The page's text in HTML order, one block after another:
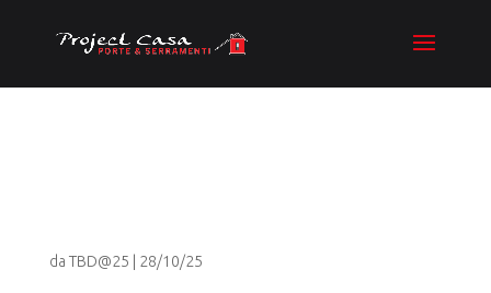
da TBD@25 28/10/25